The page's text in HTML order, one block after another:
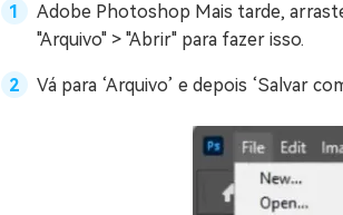
Adobe Photoshop Mais tarde,
"Arquivo" > "Abrir" para fazer isso.
Vá para ‘Arquivo’ e depois ‘Salvar